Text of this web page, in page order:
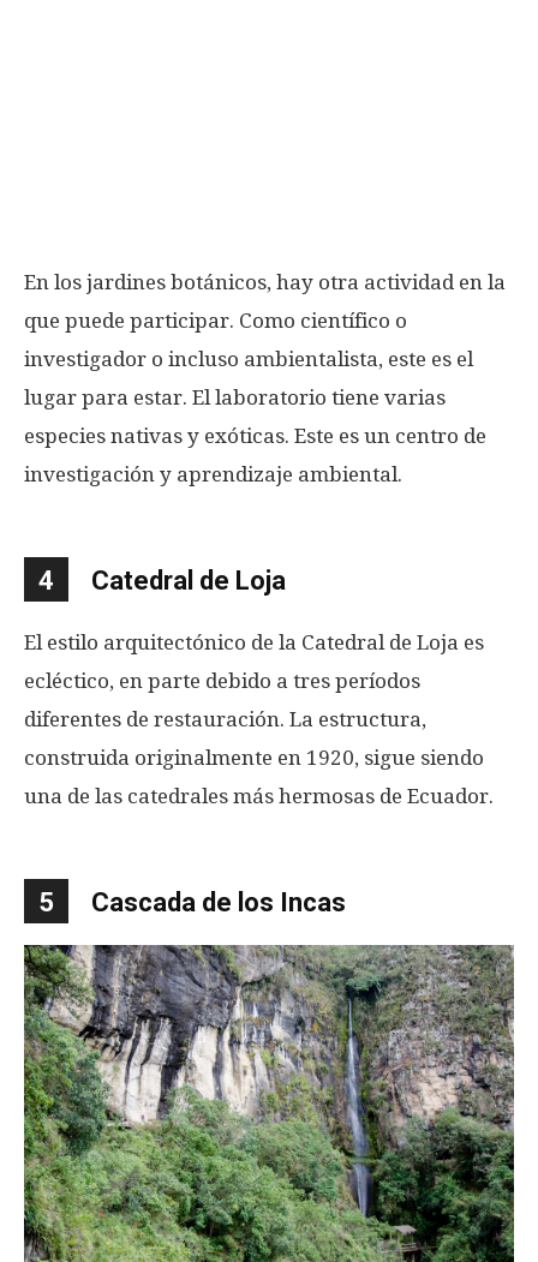
En los jardines botánicos, hay otra actividad en la
que puede participar. Como científico o
investigador o incluso ambientalista, este es el
lugar para estar. El laboratorio tiene varias
especies nativas y exóticas. Este es un centro de
investigación y aprendizaje ambiental.
4 Catedral de Loja
El estilo arquitectónico de la Catedral de Loja es
ecléctico, en parte debido a tres períodos
diferentes de restauración. La estructura,
construida originalmente en 1920, sigue siendo
una de las catedrales más hermosas de Ecuador.
5 Cascada de los Incas